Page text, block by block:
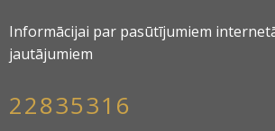
Informācijai par pasūtījumiem
jautājumiem
22835316